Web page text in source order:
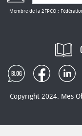
Membre de la 2FPCO :
Copyright 2024. Mes